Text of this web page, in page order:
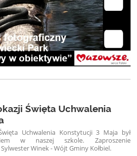
Święta Uchwalenia
Uchwalenia Konstytucji 3 Maja był
w naszej szkole. Zaproszenie
Winek - Wójt Gminy Kołbiel.